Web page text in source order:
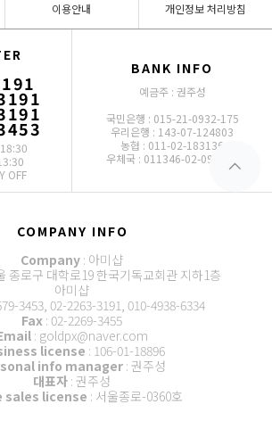
이용안내 개인정보 처리방침
OFF
BANK INFO
예금주 : 권주성
국민은행 : 015-21-0932-175
우리은행 : 143-07-124803
농협 : 011-02-183136
우체국 : 011346-02-093772
COMPANY INFO
Company : 아미샵
종로구 대학로19 한국기독교회관 지하1층
아미샵
3453, 02-2263-3191, 010-4938-6334
Fax : 02-2269-3455
: goldpx@naver.com
license : 106-01-18896
info manager: 권주성
대표자 : 권주성
sales license : 서울종로-0360호